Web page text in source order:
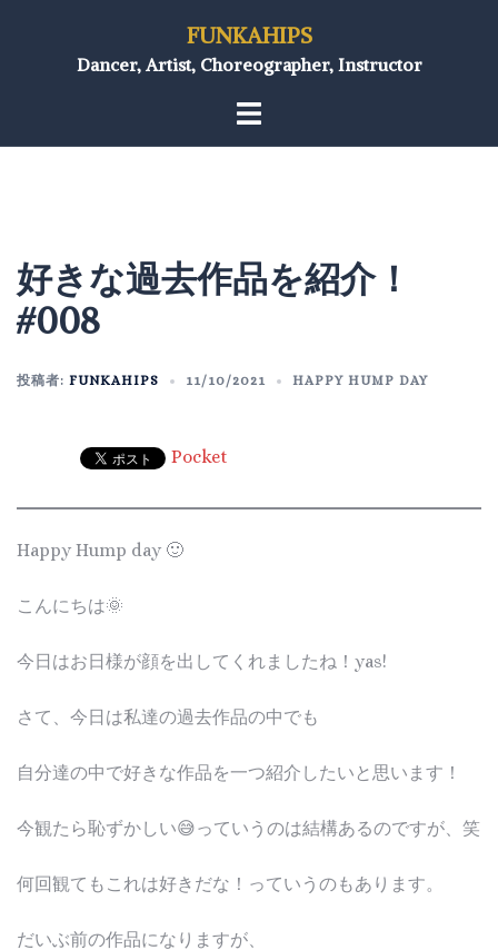
FUNKAHIPS
Dancer, Artist, Choreographer, Instructor
好きな過去作品を紹介！
#008
投稿者: FUNKAHIPS 11/10/2021 HAPPY HUMP DAY
Pocket
Happy Hump day 🙂
こんにちは🌞
今日はお日様が顔を出してくれましたね！yas!
さて、今日は私達の過去作品の中でも
自分達の中で好きな作品を一つ紹介したいと思います！
今観たら恥ずかしい😅っていうのは結構あるのですが、笑
何回観てもこれは好きだな！っていうのもあります。
だいぶ前の作品になりますが、